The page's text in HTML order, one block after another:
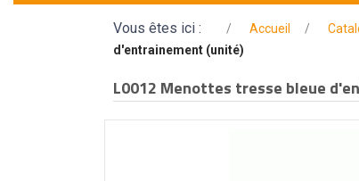
Vous êtes ici : Accueil
d'entrainement (unité)
L0012 Menottes tresse bleue